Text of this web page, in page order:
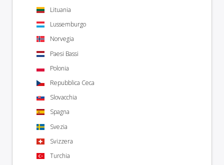
Lituania
Lussemburgo
Norvegia
Paesi Bassi
Polonia
Repubblica Ceca
Slovacchia
Spagna
Svezia
Svizzera
Turchia